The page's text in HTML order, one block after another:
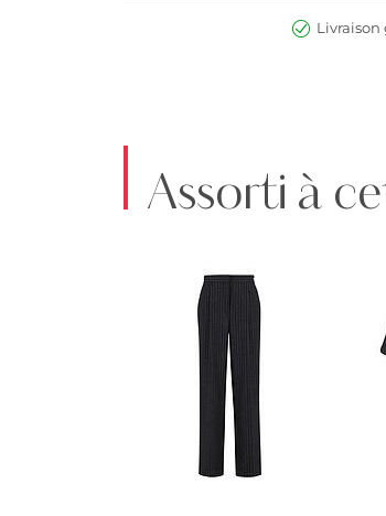
Livraison
Assorti à